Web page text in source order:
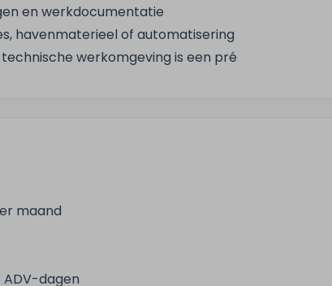
en werkdocumentatie
havenmaterieel of automatisering
werkomgeving is een pré
maand
dagen